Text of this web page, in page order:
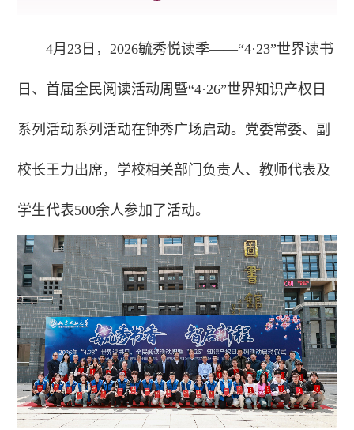
4月23日，2026毓秀悦读季——“4·23”世界读书
日、首届全民阅读活动周暨“4·26”世界知识产权日
系列活动系列活动在钟秀广场启动。党委常委、副
校长王力出席，学校相关部门负责人、教师代表及
学生代表500余人参加了活动。